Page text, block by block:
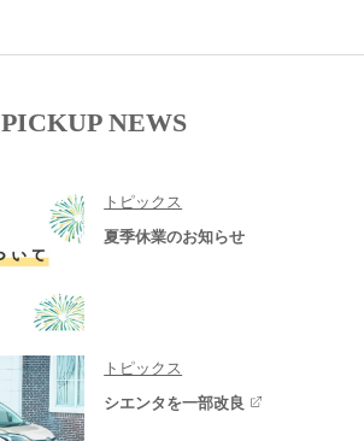
PICKUP NEWS
トピックス
夏季休業のお知らせ
トピックス
シエンタを一部改良